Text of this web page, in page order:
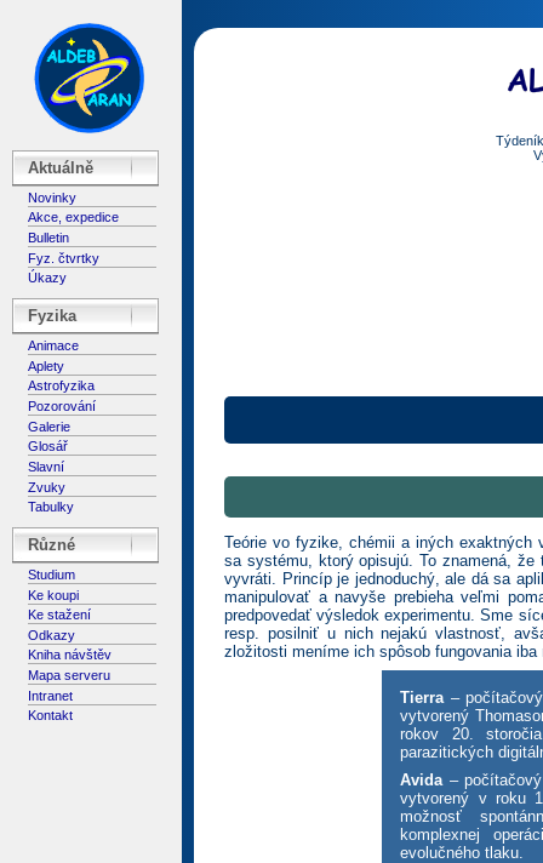
Aktuálně
Novinky
Akce, expedice
Bulletin
Fyz. čtvrtky
Úkazy
Fyzika
Animace
Aplety
Astrofyzika
Pozorování
Galerie
Glosář
Slavní
Zvuky
Tabulky
Různé
Studium
Ke koupi
Ke stažení
Odkazy
Kniha návštěv
Mapa serveru
Intranet
Kontakt
Teórie vo fyzike, chémii a iných exaktných
sa systému, ktorý opisujú. To znamená, že
vyvráti. Princíp je jednoduchý, ale dá sa
manipulovať a navyše prebieha veľmi
predpovedať výsledok experimentu. Sme
resp. posilniť u nich nejakú vlastnosť,
zložitosti meníme ich spôsob fungovania iba
Tierra –
vytvorený
rokov 20.
parazitických
Avida –
vytvorený v roku
možnosť
komplexnej
evolučného tlaku.